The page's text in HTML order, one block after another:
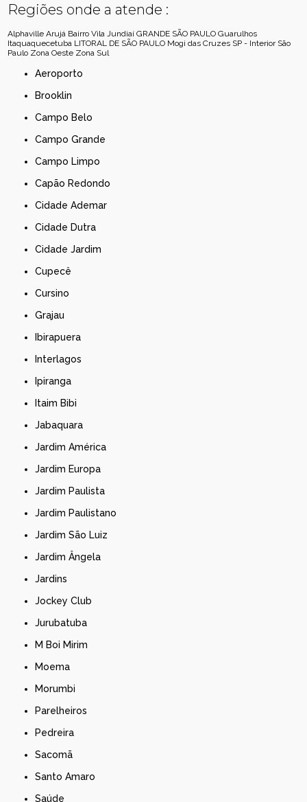
Regiões onde a atende :
Alphaville Arujá Bairro Vila Jundiaí GRANDE SÃO PAULO Guarulhos
Itaquaquecetuba LITORAL DE SÃO PAULO Mogi das Cruzes SP - Interior São
Paulo Zona Oeste Zona Sul
Aeroporto
Brooklin
Campo Belo
Campo Grande
Campo Limpo
Capão Redondo
Cidade Ademar
Cidade Dutra
Cidade Jardim
Cupecê
Cursino
Grajau
Ibirapuera
Interlagos
Ipiranga
Itaim Bibi
Jabaquara
Jardim América
Jardim Europa
Jardim Paulista
Jardim Paulistano
Jardim São Luiz
Jardim Ângela
Jardins
Jockey Club
Jurubatuba
M Boi Mirim
Moema
Morumbi
Parelheiros
Pedreira
Sacomã
Santo Amaro
Saúde